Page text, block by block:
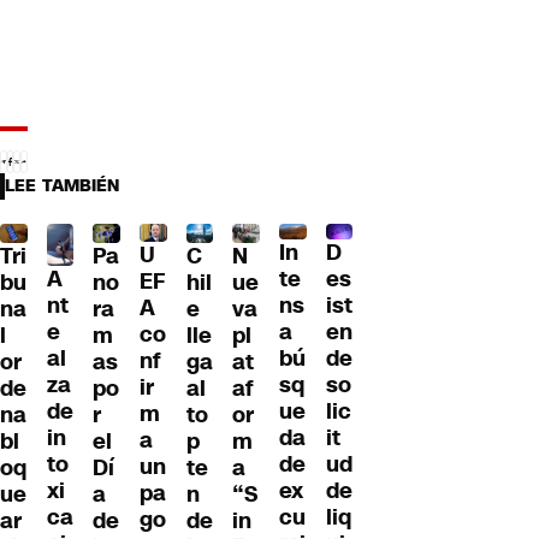
LEE TAMBIÉN
Tri
bu
na
l
or
de
na
bl
oq
ue
ar
A
nt
e
al
za
de
in
to
xi
ca
Pa
no
ra
m
as
po
r
el
Dí
a
de
U
EF
A
co
nf
ir
m
a
un
pa
go
C
hil
e
lle
ga
al
to
p
te
n
de
N
ue
va
pl
at
af
or
m
a
“S
in
In
te
ns
a
bú
sq
ue
da
de
ex
cu
D
es
ist
en
de
so
lic
it
ud
de
liq